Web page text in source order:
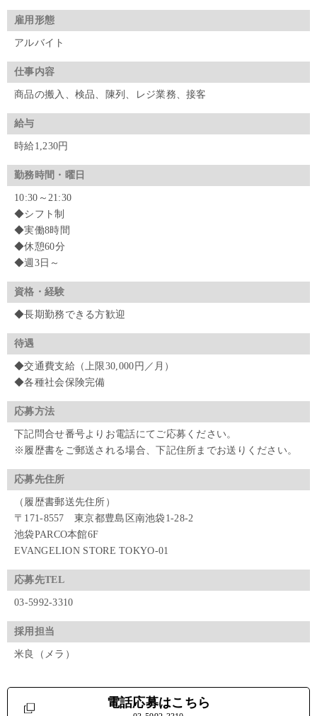
雇用形態
アルバイト
仕事内容
商品の搬入、検品、陳列、レジ業務、接客
給与
時給1,230円
勤務時間・曜日
10:30～21:30
◆シフト制
◆実働8時間
◆休憩60分
◆週3日～
資格・経験
◆長期勤務できる方歓迎
待遇
◆交通費支給（上限30,000円／月）
◆各種社会保険完備
応募方法
下記問合せ番号よりお電話にてご応募ください。
※履歴書をご郵送される場合、下記住所までお送りください。
応募先住所
（履歴書郵送先住所）
〒171-8557 東京都豊島区南池袋1-28-2
池袋PARCO本館6F
EVANGELION STORE TOKYO-01
応募先TEL
03-5992-3310
採用担当
米良（メラ）
電話応募はこちら